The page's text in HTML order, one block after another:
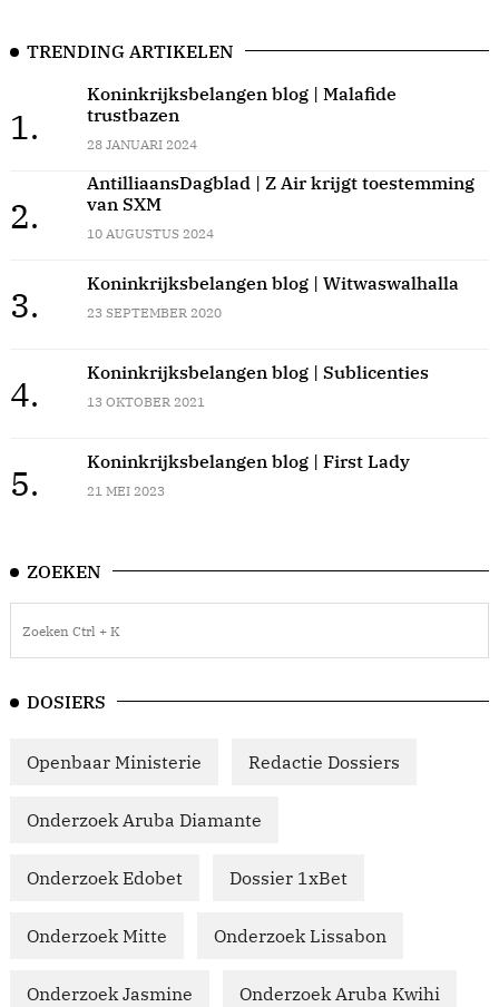
TRENDING ARTIKELEN
1.
Koninkrijksbelangen blog | Malafide
trustbazen
28 JANUARI 2024
2.
AntilliaansDagblad | Z Air krijgt toestemming
van SXM
10 AUGUSTUS 2024
3.
Koninkrijksbelangen blog | Witwaswalhalla
23 SEPTEMBER 2020
4.
Koninkrijksbelangen blog | Sublicenties
13 OKTOBER 2021
5.
Koninkrijksbelangen blog | First Lady
21 MEI 2023
ZOEKEN
DOSIERS
Openbaar Ministerie Redactie Dossiers
Onderzoek Aruba Diamante
Onderzoek Edobet Dossier 1xBet
Onderzoek Mitte Onderzoek Lissabon
Onderzoek Jasmine Onderzoek Aruba Kwihi